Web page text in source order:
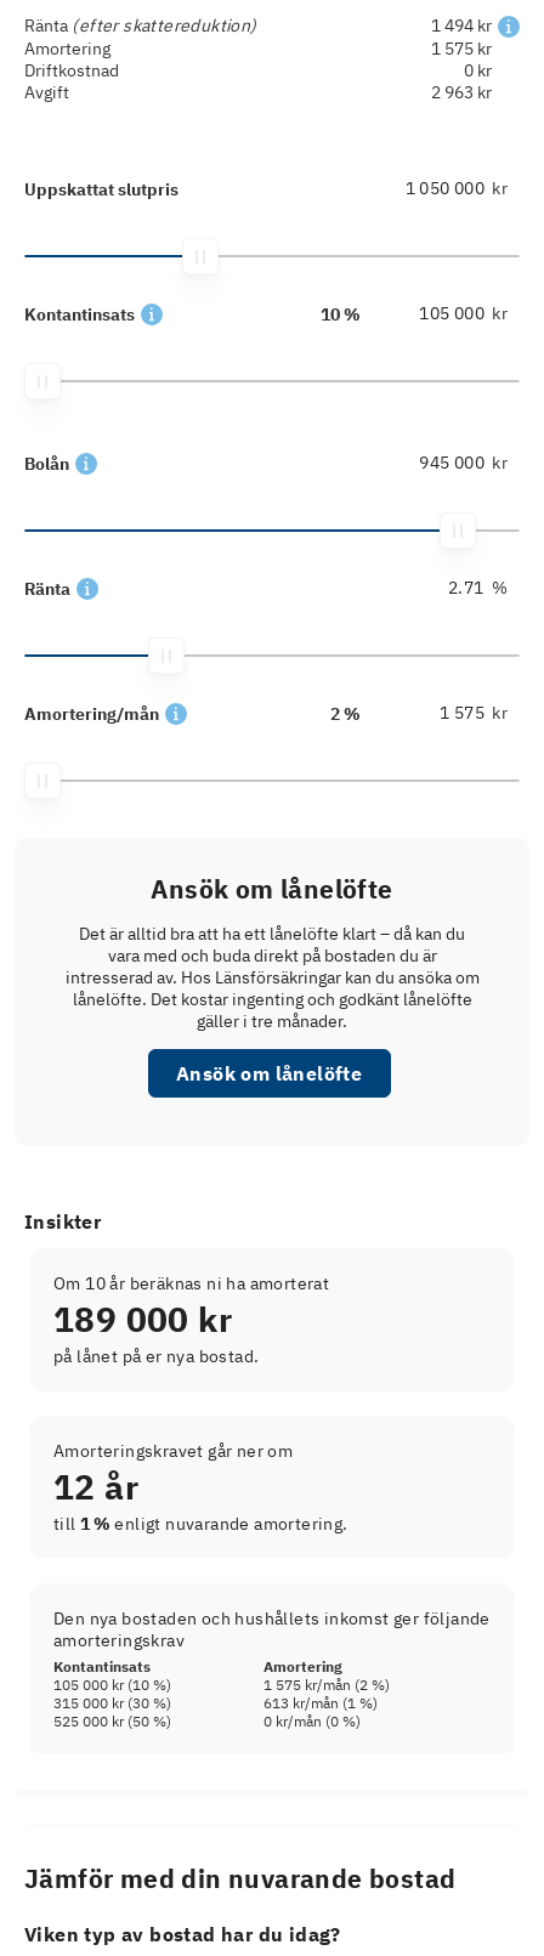
Ränta (efter skattereduktion)
1 494 kr
Amortering
1 575 kr
Driftkostnad
0 kr
Avgift
2 963 kr
Uppskattat slutpris kr
Kontantinsats 10 % kr
Bolån kr
Ränta %
Amortering/mån 2 % kr
Ansök om lånelöfte
Det är alltid bra att ha ett lånelöfte klart – då kan du
vara med och buda direkt på bostaden du är
intresserad av. Hos Länsförsäkringar kan du ansöka om
lånelöfte. Det kostar ingenting och godkänt lånelöfte
gäller i tre månader.
Ansök om lånelöfte
Insikter
Om 10 år beräknas ni ha amorterat
189 000 kr
på lånet på er nya bostad.
Amorteringskravet går ner om
12 år
till 1 % enligt nuvarande amortering.
Den nya bostaden och hushållets inkomst ger följande
amorteringskrav
Kontantinsats
Amortering
105 000 kr(10 %) 1 575 kr/mån (2 %)
315 000 kr(30 %) 613 kr/mån (1 %)
525 000 kr(50 %) 0 kr/mån (0 %)
Jämför med din nuvarande bostad
Viken typ av bostad har du idag?